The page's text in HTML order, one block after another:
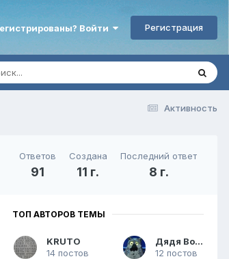
Войти Регистрация
Активность
Ответов
91
Создана
11 г.
Последний ответ
8 г.
ТОП АВТОРОВ ТЕМЫ
KRUTO
14 постов
Дядя Вова
12 постов